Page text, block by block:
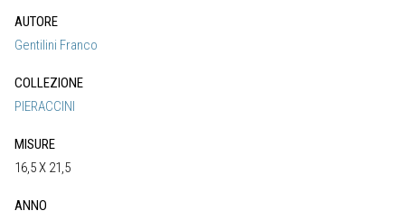
AUTORE
Gentilini Franco
COLLEZIONE
PIERACCINI
MISURE
16,5 X 21,5
ANNO